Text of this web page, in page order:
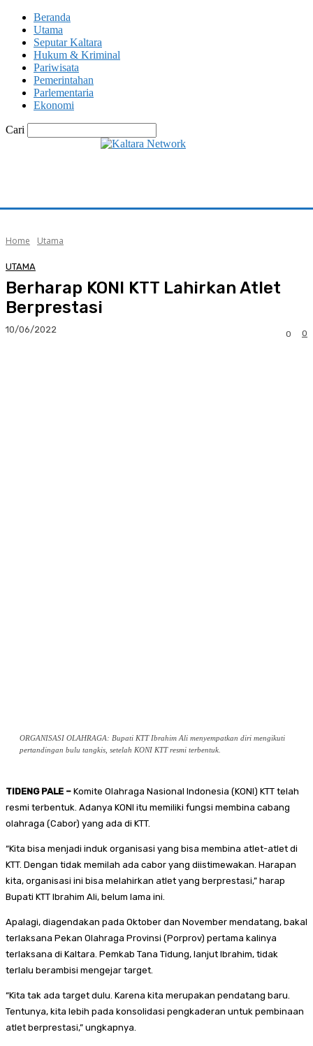
Beranda
Utama
Seputar Kaltara
Hukum & Kriminal
Pariwisata
Pemerintahan
Parlementaria
Ekonomi
Cari
Home Utama
UTAMA
Berharap KONI KTT Lahirkan Atlet
Berprestasi
10/06/2022 0
0
ORGANISASI OLAHRAGA: Bupati KTT Ibrahim Ali menyempatkan diri mengikuti
pertandingan bulu tangkis, setelah KONI KTT resmi terbentuk.
TIDENG PALE – Komite Olahraga Nasional Indonesia (KONI) KTT telah
resmi terbentuk. Adanya KONI itu memiliki fungsi membina cabang
olahraga (Cabor) yang ada di KTT.
“Kita bisa menjadi induk organisasi yang bisa membina atlet-atlet di
KTT. Dengan tidak memilah ada cabor yang diistimewakan. Harapan
kita, organisasi ini bisa melahirkan atlet yang berprestasi,” harap
Bupati KTT Ibrahim Ali, belum lama ini.
Apalagi, diagendakan pada Oktober dan November mendatang, bakal
terlaksana Pekan Olahraga Provinsi (Porprov) pertama kalinya
terlaksana di Kaltara. Pemkab Tana Tidung, lanjut Ibrahim, tidak
terlalu berambisi mengejar target.
“Kita tak ada target dulu. Karena kita merupakan pendatang baru.
Tentunya, kita lebih pada konsolidasi pengkaderan untuk pembinaan
atlet berprestasi,” ungkapnya.